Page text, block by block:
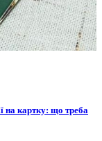
на картку: що треба